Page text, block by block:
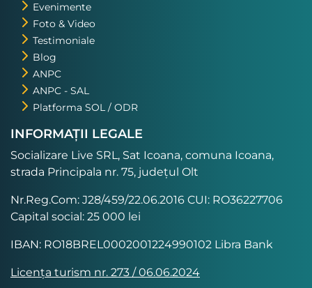
Evenimente
Foto & Video
Testimoniale
Blog
ANPC
ANPC - SAL
Platforma SOL / ODR
INFORMAȚII LEGALE
Socializare Live SRL, Sat Icoana, comuna Icoana,
strada Principala nr. 75, județul Olt
Nr.Reg.Com: J28/459/22.06.2016 CUI: RO36227706
Capital social: 25 000 lei
IBAN: RO18BREL0002001224990102 Libra Bank
Licența turism nr. 273 / 06.06.2024